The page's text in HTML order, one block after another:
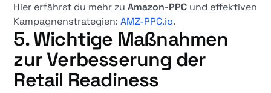
Hier erfährst du mehr zuAmazon-PPC und effektiven
Kampagnenstrategien:AMZ-PPC.io.
5. Wichtige Maßnahmen
zur Verbesserung der
Retail Readiness